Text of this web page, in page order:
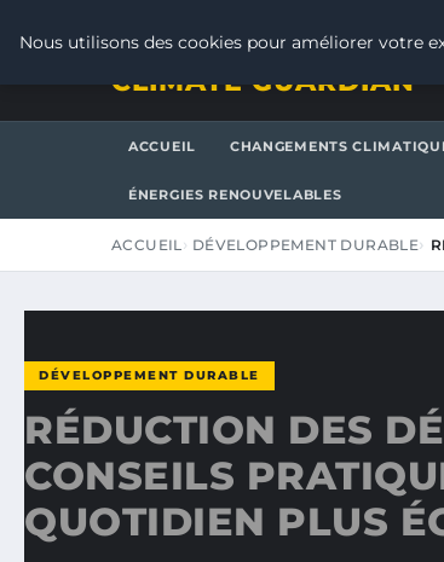
CLIMATE GUARDIAN
ACCUEIL CHANGEMENTS
ÉNERGIES RENOUVELABLES
ACCUEIL DÉVELOPPEMENT DURABLE
DÉVELOPPEMENT DURABLE
RÉDUCTION DES
CONSEILS
QUOTIDIEN PLUS
Nous utilisons des cookies pour améliorer votre